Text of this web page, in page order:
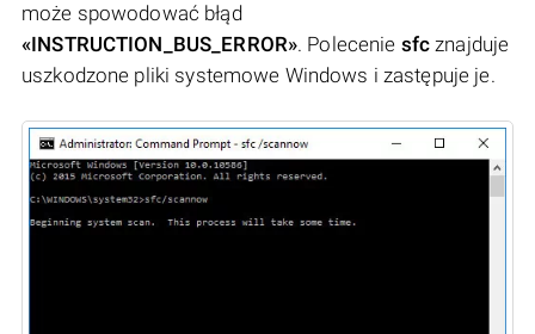
może spowodować błąd
«INSTRUCTION_BUS_ERROR». Polecenie sfc znajduje
uszkodzone pliki systemowe Windows i zastępuje je.